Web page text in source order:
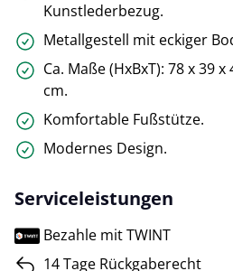
Kunstlederbezug.
Metallgestell mit eckiger
Ca. Maße (HxBxT): 78 x 39
cm.
Komfortable Fußstütze.
Modernes Design.
Serviceleistungen
Bezahle mit TWINT
14 Tage Rückgaberecht